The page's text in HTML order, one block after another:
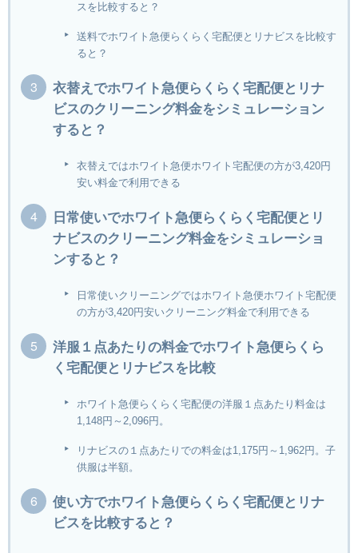
スを比較すると？
送料でホワイト急便らくらく宅配便とリナビスを比較す
ると？
衣替えでホワイト急便らくらく宅配便とリナ
ビスのクリーニング料金をシミュレーション
すると？
衣替えではホワイト急便ホワイト宅配便の方が3,420円
安い料金で利用できる
日常使いでホワイト急便らくらく宅配便とリ
ナビスのクリーニング料金をシミュレーショ
ンすると？
日常使いクリーニングではホワイト急便ホワイト宅配便
の方が3,420円安いクリーニング料金で利用できる
洋服１点あたりの料金でホワイト急便らくら
く宅配便とリナビスを比較
ホワイト急便らくらく宅配便の洋服１点あたり料金は
1,148円～2,096円。
リナビスの１点あたりでの料金は1,175円～1,962円。子
供服は半額。
使い方でホワイト急便らくらく宅配便とリナ
ビスを比較すると？